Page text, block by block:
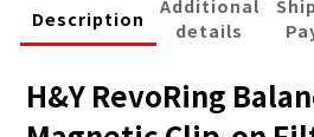
Description
Additional
details
H&Y RevoRing